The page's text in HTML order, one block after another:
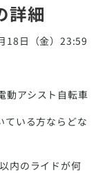
詳細
18日（金）23:59
動アシスト自転車
ている方ならどな
内のライドが何